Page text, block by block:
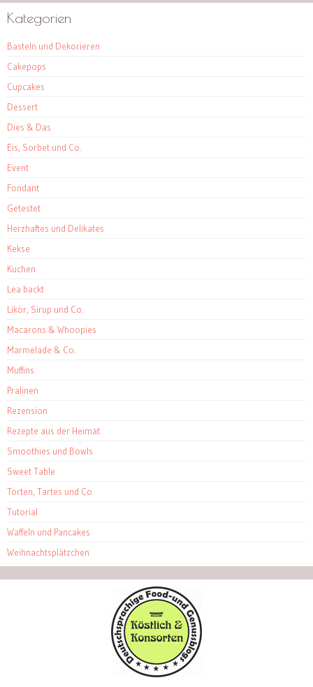
Kategorien
Basteln und Dekorieren
Cakepops
Cupcakes
Dessert
Dies & Das
Eis, Sorbet und Co.
Event
Fondant
Getestet
Herzhaftes und Delikates
Kekse
Kuchen
Lea backt
Likör, Sirup und Co.
Macarons & Whoopies
Marmelade & Co.
Muffins
Pralinen
Rezension
Rezepte aus der Heimat
Smoothies und Bowls
Sweet Table
Torten, Tartes und Co.
Tutorial
Waffeln und Pancakes
Weihnachtsplätzchen